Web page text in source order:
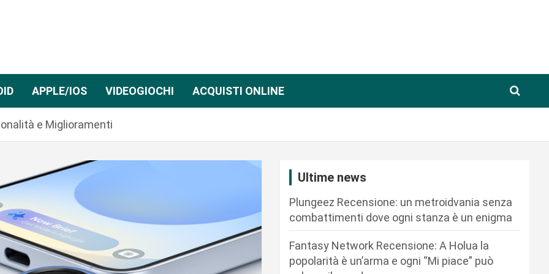
APPLE/IOS VIDEOGIOCHI ACQUISTI ONLINE
e Miglioramenti
Ultime news
Plungeez Recensione: un metroidvania senza
combattimenti dove ogni stanza è un enigma
Fantasy Network Recensione: A Holua la
popolarità è un’arma e ogni “Mi piace” può